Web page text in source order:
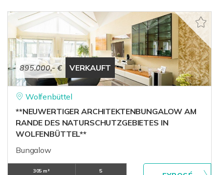
895.000,- € VERKAUFT
Wolfenbüttel
**NEUWERTIGER ARCHITEKTENBUNGALOW AM
RANDE DES NATURSCHUTZGEBIETES IN
WOLFENBÜTTEL**
Bungalow
305 m²
5